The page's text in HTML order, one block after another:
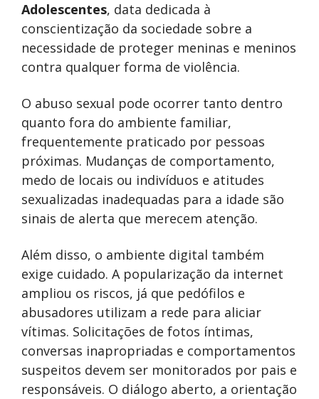
Adolescentes, data dedicada à
conscientização da sociedade sobre a
necessidade de proteger meninas e meninos
contra qualquer forma de violência.
O abuso sexual pode ocorrer tanto dentro
quanto fora do ambiente familiar,
frequentemente praticado por pessoas
próximas. Mudanças de comportamento,
medo de locais ou indivíduos e atitudes
sexualizadas inadequadas para a idade são
sinais de alerta que merecem atenção.
Além disso, o ambiente digital também
exige cuidado. A popularização da internet
ampliou os riscos, já que pedófilos e
abusadores utilizam a rede para aliciar
vítimas. Solicitações de fotos íntimas,
conversas inapropriadas e comportamentos
suspeitos devem ser monitorados por pais e
responsáveis. O diálogo aberto, a orientação